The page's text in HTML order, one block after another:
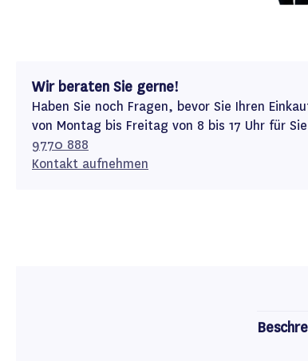
Wir beraten Sie gerne!
Haben Sie noch Fragen, bevor Sie Ihren
von Montag bis Freitag von 8 bis 17 Uhr für
9770 888
Kontakt aufnehmen